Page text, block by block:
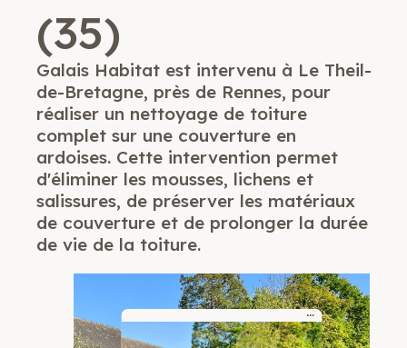
(35)
Galais Habitat est intervenu à Le Theil-
de-Bretagne, près de Rennes, pour
réaliser un nettoyage de toiture
complet sur une couverture en
ardoises. Cette intervention permet
d'éliminer les mousses, lichens et
salissures, de préserver les matériaux
de couverture et de prolonger la durée
de vie de la toiture.